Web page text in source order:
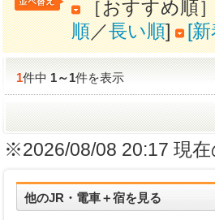
［おすすめ順
順／長い順] [
1件中1～1件を表示
※2026/08/08 20:17 現
他のJR・電車＋宿を見る